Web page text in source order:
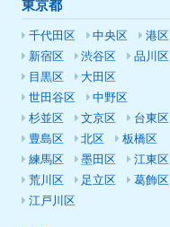
東京都
千代田区 中央区
港区
新宿区
渋谷区
品川区
目黒区
大田区
世田谷区
中野区
杉並区
文京区
台東区
豊島区
北区
板橋区
練馬区
墨田区
江東区
荒川区
足立区
葛飾区
江戸川区